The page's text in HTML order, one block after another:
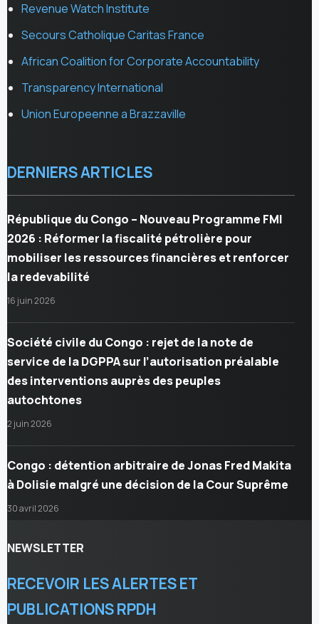
Revenue Watch Institute
Secours Catholique Caritas France
African Coalition for Corporate Accountability
Transparency International
Union Europeenne a Brazzaville
DERNIERS ARTICLES
République du Congo – Nouveau Programme FMI
2026 : Réformer la fiscalité pétrolière pour
mobiliser les ressources financières et renforcer
la redevabilité
16 juin 2026
Société civile du Congo : rejet de la note de
service de la DGPPA sur l’autorisation préalable
des interventions auprès des peuples
autochtones
2 juin 2026
Congo : détention arbitraire de Jonas Fred Makita
à Dolisie malgré une décision de la Cour Suprême
30 avril 2026
NEWSLETTER
RECEVOIR LES ALERTES ET
PUBLICATIONS RPDH